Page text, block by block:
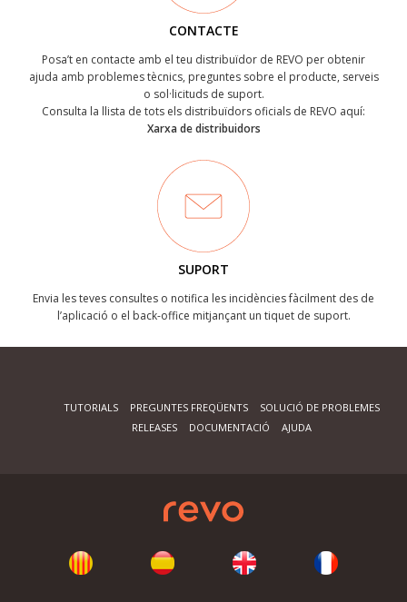
CONTACTE
Posa’t en contacte amb el teu distribuïdor de REVO per obtenir
ajuda amb problemes tècnics, preguntes sobre el producte, serveis
o sol·licituds de suport.
Consulta la llista de tots els distribuïdors oficials de REVO aquí:
Xarxa de distribuidors
SUPORT
Envia les teves consultes o notifica les incidències fàcilment des de
l’aplicació o el back-office mitjançant un tiquet de suport.
TUTORIALS PREGUNTES FREQÜENTS
SOLUCIÓ DE PROBLEMES
RELEASES
DOCUMENTACIÓ AJUDA